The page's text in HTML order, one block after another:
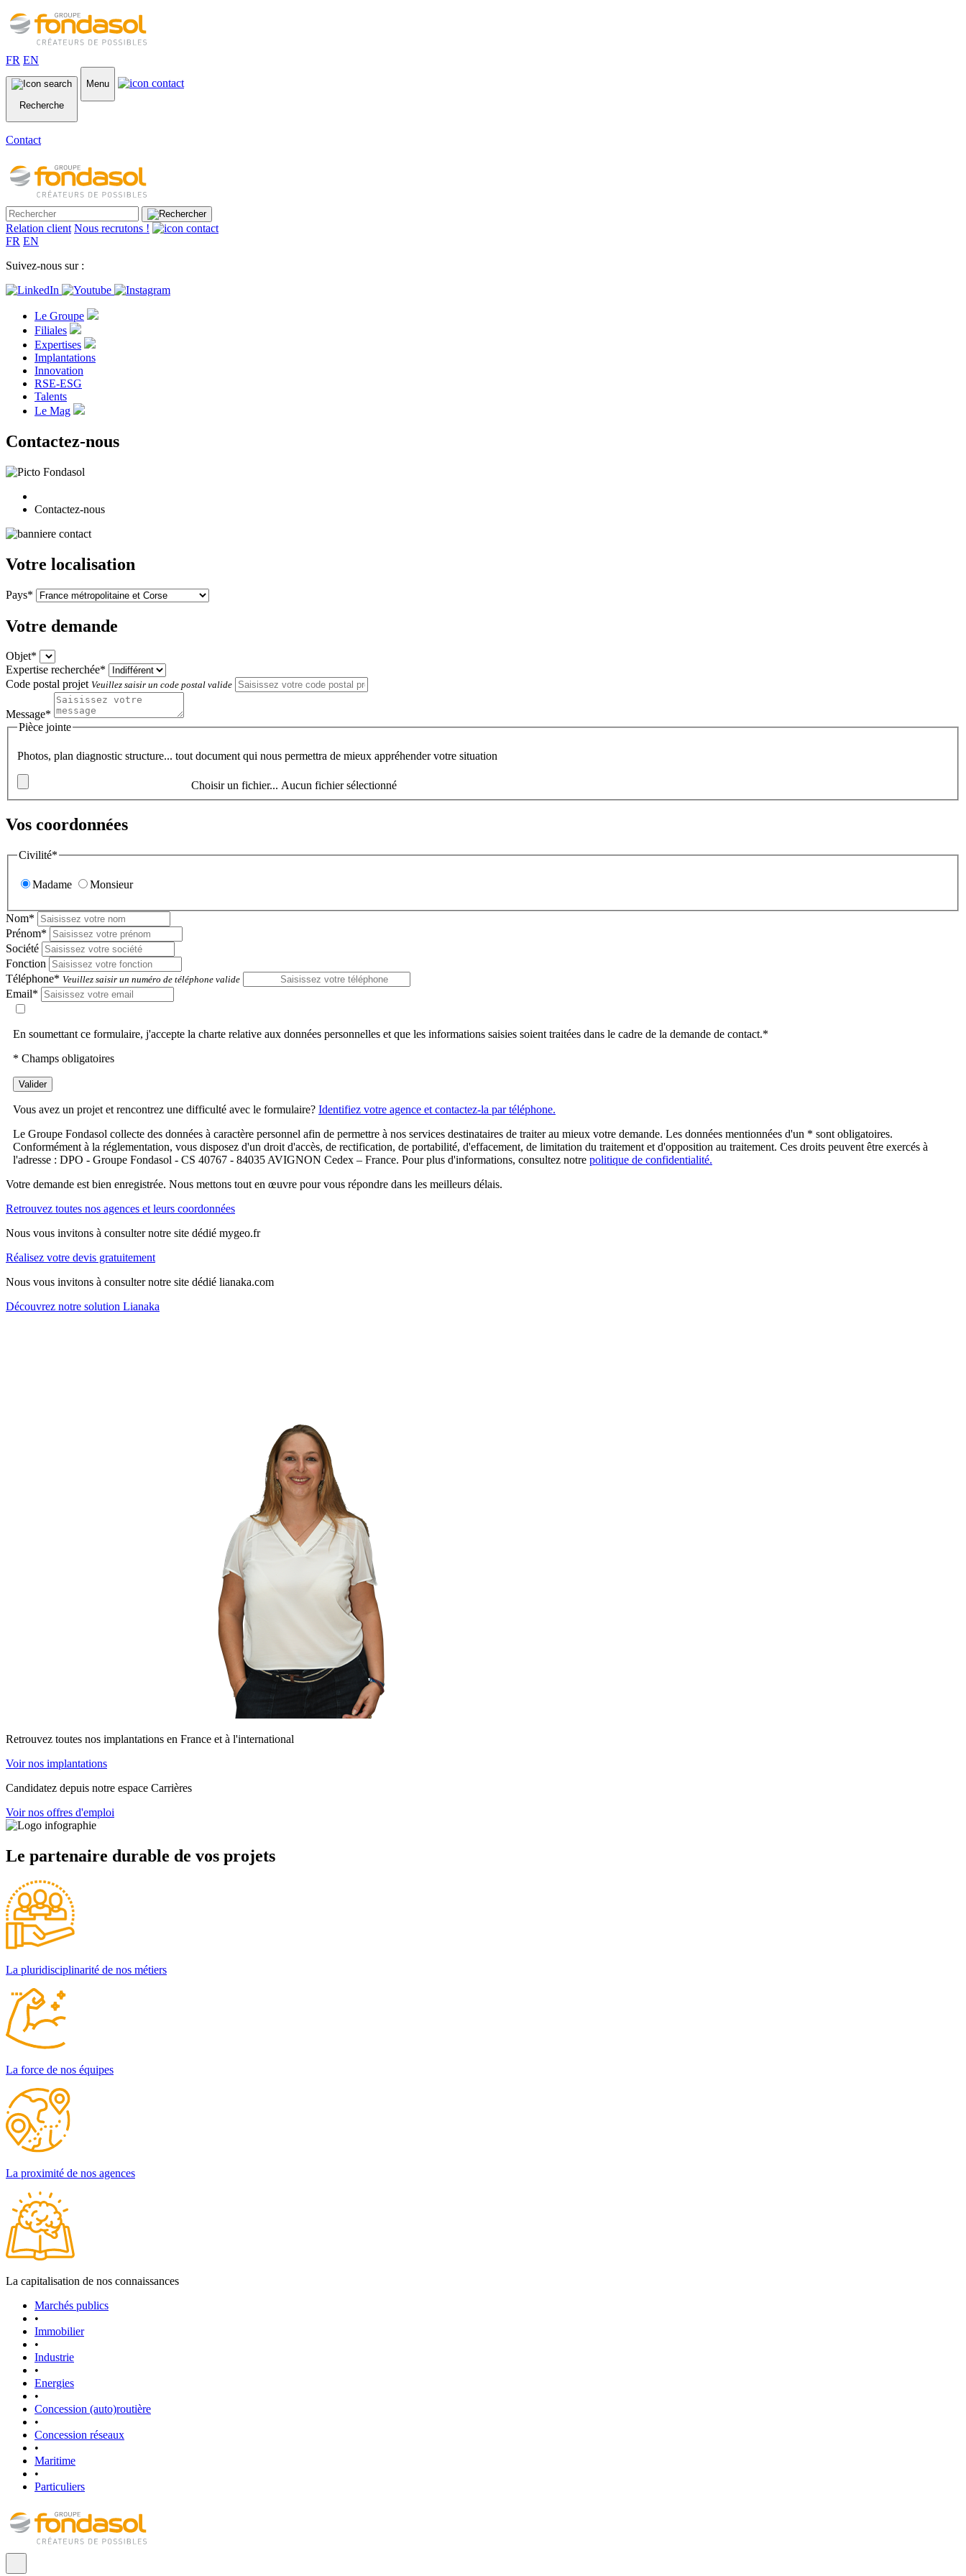
FR EN
Recherche
Menu
Contact
Relation client Nous recrutons !
FR EN
Suivez-nous sur :
Le Groupe
Filiales
Expertises
Implantations
Innovation
RSE-ESG
Talents
Le Mag
Contactez-nous
Contactez-nous
Votre localisation
Pays*
Votre demande
Objet*
Expertise recherchée*
Code postal projet Veuillez saisir un code postal valide
Message*
Pièce jointe
Photos, plan diagnostic structure... tout document qui nous permettra de mieux appréhender votre situation
Choisir un fichier... Aucun fichier sélectionné
Vos coordonnées
Civilité*
Madame Monsieur
Nom*
Prénom*
Société
Fonction
Téléphone* Veuillez saisir un numéro de téléphone valide
Email*
En soumettant ce formulaire, j'accepte la charte relative aux données personnelles et que les informations saisies soient traitées dans le cadre de la demande de contact.*
* Champs obligatoires
Valider
Vous avez un projet et rencontrez une difficulté avec le formulaire? Identifiez votre agence et contactez-la par téléphone.
Le Groupe Fondasol collecte des données à caractère personnel afin de permettre à nos services destinataires de traiter au mieux votre demande. Les données mentionnées d'un * sont obligatoires.
Conformément à la réglementation, vous disposez d'un droit d'accès, de rectification, de portabilité, d'effacement, de limitation du traitement et d'opposition au traitement. Ces droits peuvent être exercés à
l'adresse : DPO - Groupe Fondasol - CS 40767 - 84035 AVIGNON Cedex – France. Pour plus d'informations, consultez notre politique de confidentialité.
Votre demande est bien enregistrée. Nous mettons tout en œuvre pour vous répondre dans les meilleurs délais.
Retrouvez toutes nos agences et leurs coordonnées
Nous vous invitons à consulter notre site dédié mygeo.fr
Réalisez votre devis gratuitement
Nous vous invitons à consulter notre site dédié lianaka.com
Découvrez notre solution Lianaka
Retrouvez toutes nos implantations en France et à l'international
Voir nos implantations
Candidatez depuis notre espace Carrières
Voir nos offres d'emploi
Le partenaire durable de vos projets
La pluridisciplinarité de nos métiers
La force de nos équipes
La proximité de nos agences
La capitalisation de nos connaissances
Marchés publics
•
Immobilier
•
Industrie
•
Energies
•
Concession (auto)routière
•
Concession réseaux
•
Maritime
•
Particuliers